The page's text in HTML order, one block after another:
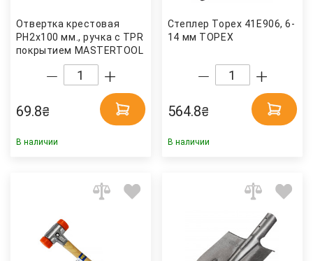
Отвертка крестовая
PH2x100 мм., ручка с TPR
покрытием MASTERTOOL
69.8₴
В наличии
Степлер Topex 41E906, 6-
14 мм TOPEX
564.8₴
В наличии